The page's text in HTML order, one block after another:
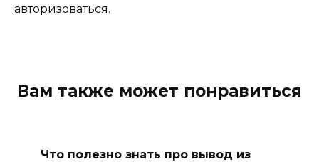
авторизоваться.
Вам также может понравиться
Что полезно знать про вывод из